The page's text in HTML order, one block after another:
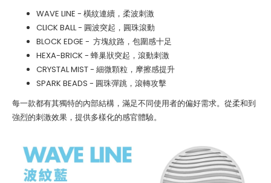
WAVE LINE - 橫紋連續，柔波刺激
CLICK BALL- 圓波突起，圓珠滾動
BLOCK EDGE - 方塊紋路，包圍感十足
HEXA-BRICK - 蜂巢狀突起，滾動刺激
CRYSTAL MIST- 細微顆粒，摩擦感提升
SPARK BEADS - 圓珠彈跳，滾轉攻擊
每一款都有其獨特的內部結構，滿足不同使用者的偏好需求。從柔和到
強烈的刺激效果，提供多樣化的感官體驗。